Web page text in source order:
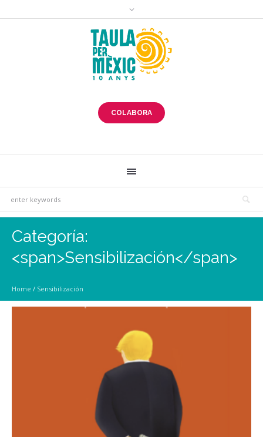
COLABORA
Categoría:
<span>Sensibilización</span>
Home / Sensibilización